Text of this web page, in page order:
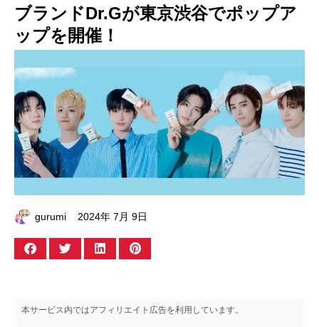
ブランドDr.Gが東京渋谷でポップア
ップを開催！
gurumi 2024年 7月 9日
本サービス内ではアフィリエイト広告を利用しています。